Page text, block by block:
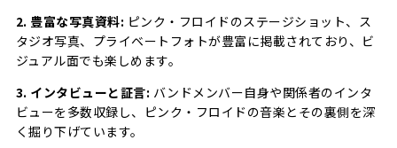
2. 豊富な写真資料: ピンク・フロイドのステージショット、ス
タジオ写真、プライベートフォトが豊富に掲載されており、ビ
ジュアル面でも楽しめます。
3. インタビューと証言: バンドメンバー自身や関係者のインタ
ビューを多数収録し、ピンク・フロイドの音楽とその裏側を深
く掘り下げています。